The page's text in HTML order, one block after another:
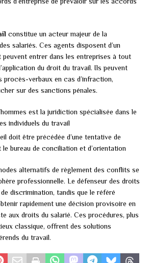
constitue un acteur majeur de la
salariés. Ces agents disposent d’un
entrer dans les entreprises à tout
du droit du travail. Ils peuvent
procès-verbaux en cas d’infraction,
sur des sanctions pénales.
est la juridiction spécialisée dans le
individuels du travail
doit être précédée d’une tentative de
bureau de conciliation et d’orientation
alternatifs de règlement des conflits se
professionnelle. Le défenseur des droits
discrimination, tandis que le référé
rapidement une décision provisoire en
aux droits du salarié. Ces procédures, plus
classique, offrent des solutions
du travail.